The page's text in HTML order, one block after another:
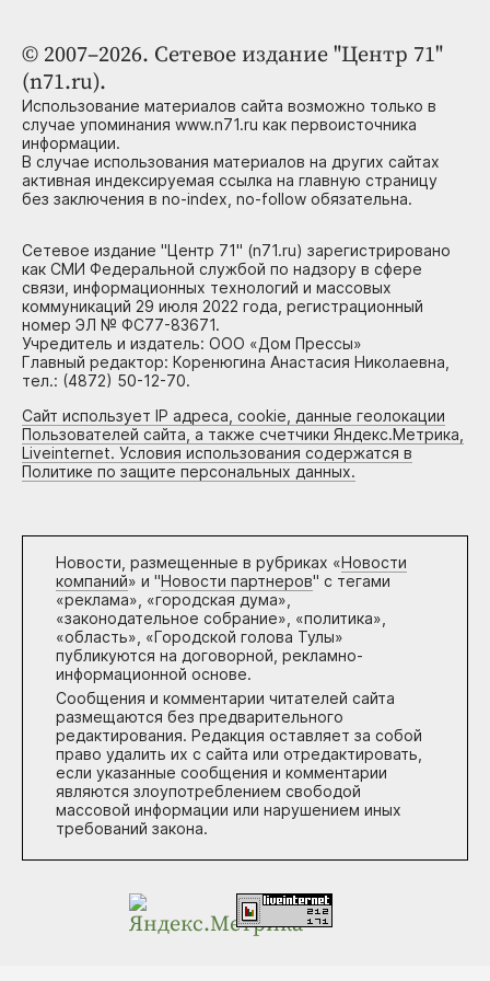
© 2007–2026. Сетевое издание "Центр 71"
(n71.ru).
Использование материалов сайта возможно только в
случае упоминания www.n71.ru как первоисточника
информации.
В случае использования материалов на других сайтах
активная индексируемая ссылка на главную страницу
без заключения в no-index, no-follow обязательна.
Сетевое издание "Центр 71" (n71.ru) зарегистрировано
как СМИ Федеральной службой по надзору в сфере
связи, информационных технологий и массовых
коммуникаций 29 июля 2022 года, регистрационный
номер ЭЛ № ФС77-83671.
Учредитель и издатель: ООО «Дом Прессы»
Главный редактор: Коренюгина Анастасия Николаевна,
тел.: (4872) 50-12-70.
Сайт использует IP адреса, cookie, данные геолокации
Пользователей сайта, а также счетчики Яндекс.Метрика,
Liveinternet. Условия использования содержатся в
Политике по защите персональных данных.
Новости, размещенные в рубриках «Новости
компаний» и "Новости партнеров" с тегами
«реклама», «городская дума»,
«законодательное собрание», «политика»,
«область», «Городской голова Тулы»
публикуются на договорной, рекламно-
информационной основе.
Сообщения и комментарии читателей сайта
размещаются без предварительного
редактирования. Редакция оставляет за собой
право удалить их с сайта или отредактировать,
если указанные сообщения и комментарии
являются злоупотреблением свободой
массовой информации или нарушением иных
требований закона.